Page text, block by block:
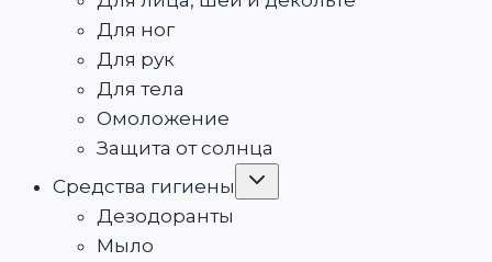
Для ног
Для рук
Для тела
Омоложение
Защита от солнца
Средства гигиены
Переключить
Дезодоранты
Мыло